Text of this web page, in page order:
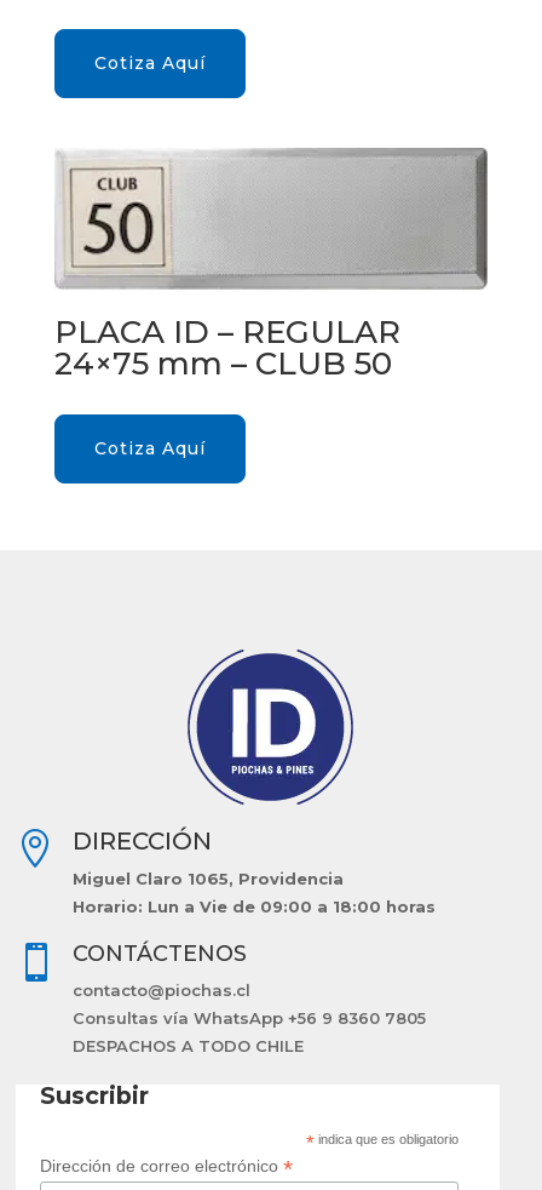
Cotiza Aquí
PLACA ID – REGULAR
24×75 mm – CLUB 50
Cotiza Aquí
 DIRECCIÓN
Miguel Claro 1065, Providencia
Horario: Lun a Vie de 09:00 a 18:00 horas
 CONTÁCTENOS
contacto@piochas.cl
Consultas vía WhatsApp +56 9 8360 7805
DESPACHOS A TODO CHILE
Suscribir
* indica que es obligatorio
Dirección de correo electrónico*